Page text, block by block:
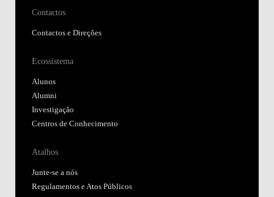
Contactos
Contactos e Direções
Ecossistema
Alunos
Alumni
Investigação
Centros de Conhecimento
Atalhos
Junte-se a nós
Regulamentos e Atos Públicos